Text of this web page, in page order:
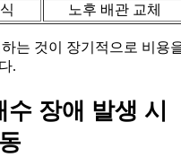
노후 배관 교체
는 것이 장기적으로 비용
.
장애 발생 시